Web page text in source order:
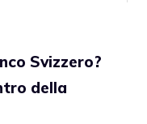
Svizzero?
della